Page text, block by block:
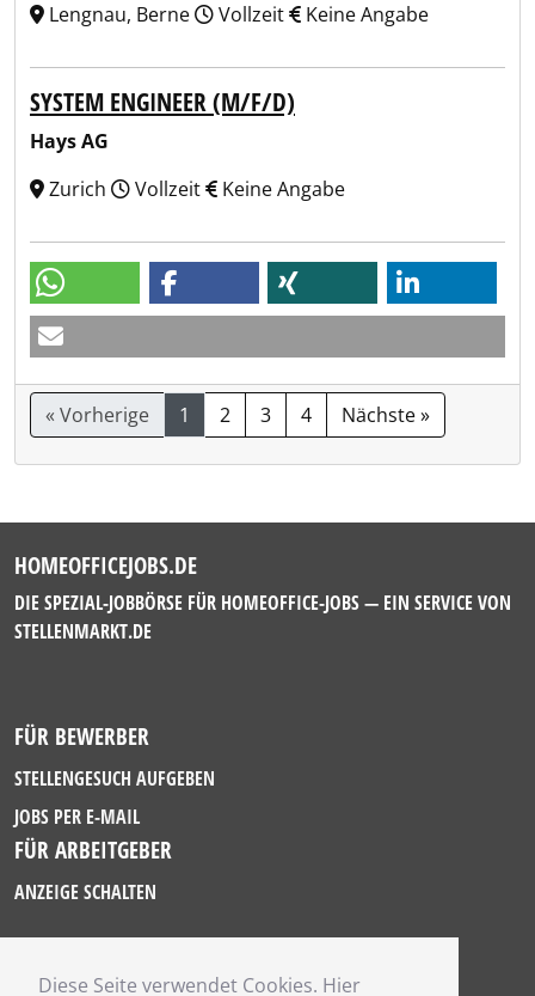
Diese Seite verwendet Cookies. Hier
Lengnau, Berne
Vollzeit Keine Angabe
SYSTEM ENGINEER (M/F/D)
Hays AG
Zurich
Vollzeit Keine Angabe
« Vorherige 1 2 3 4 Nächste »
HOMEOFFICEJOBS.DE
DIE SPEZIAL-JOBBÖRSE FÜR HOMEOFFICE-JOBS — EIN SERVICE VON
STELLENMARKT.DE
FÜR BEWERBER
STELLENGESUCH AUFGEBEN
JOBS PER E-MAIL
FÜR ARBEITGEBER
ANZEIGE SCHALTEN
IMPRESSUM